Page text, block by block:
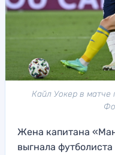
Кайл Уокер в матче
Жена капитана
выгнала